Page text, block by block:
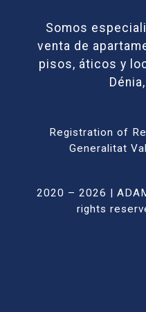
Somos
venta de
pisos, áticos y
Registration of
Generalitat
2020 – 2026 |
rights reser